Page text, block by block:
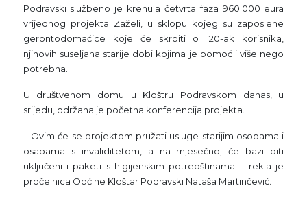
Podravski službeno je krenula četvrta faza 960.000 eura
vrijednog projekta Zaželi, u sklopu kojeg su zaposlene
gerontodomaćice koje će skrbiti o 120-ak korisnika,
njihovih suseljana starije dobi kojima je pomoć i više nego
potrebna.
U društvenom domu u Kloštru Podravskom danas, u
srijedu, održana je početna konferencija projekta.
– Ovim će se projektom pružati usluge starijim osobama i
osabama s invaliditetom, a na mjesečnoj će bazi biti
uključeni i paketi s higijenskim potrepštinama – rekla je
pročelnica Općine Kloštar Podravski Nataša Martinčević.